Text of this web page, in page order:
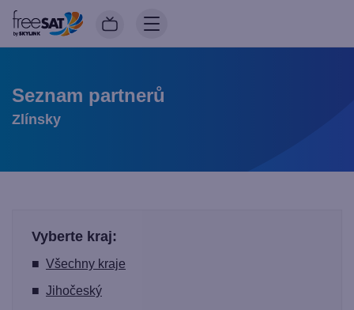
Seznam partnerů
Zlínsky
Vyberte kraj:
■ Všechny kraje
■ Jihočeský